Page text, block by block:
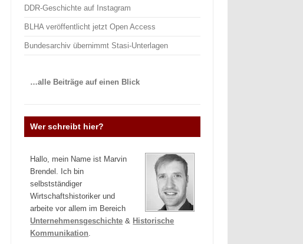
DDR-Geschichte auf Instagram
BLHA veröffentlicht jetzt Open Access
Bundesarchiv übernimmt Stasi-Unterlagen
…alle Beiträge auf einen Blick
Wer schreibt hier?
Hallo, mein Name ist Marvin
Brendel. Ich bin
selbstständiger
Wirtschaftshistoriker und
arbeite vor allem im Bereich
Unternehmensgeschichte & Historische
Kommunikation